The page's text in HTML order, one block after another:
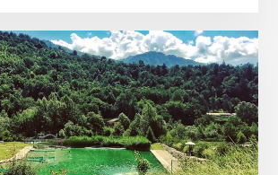
HÉLICOPTÈRE
SUR
LA
CÔTE
D’AZUR
?